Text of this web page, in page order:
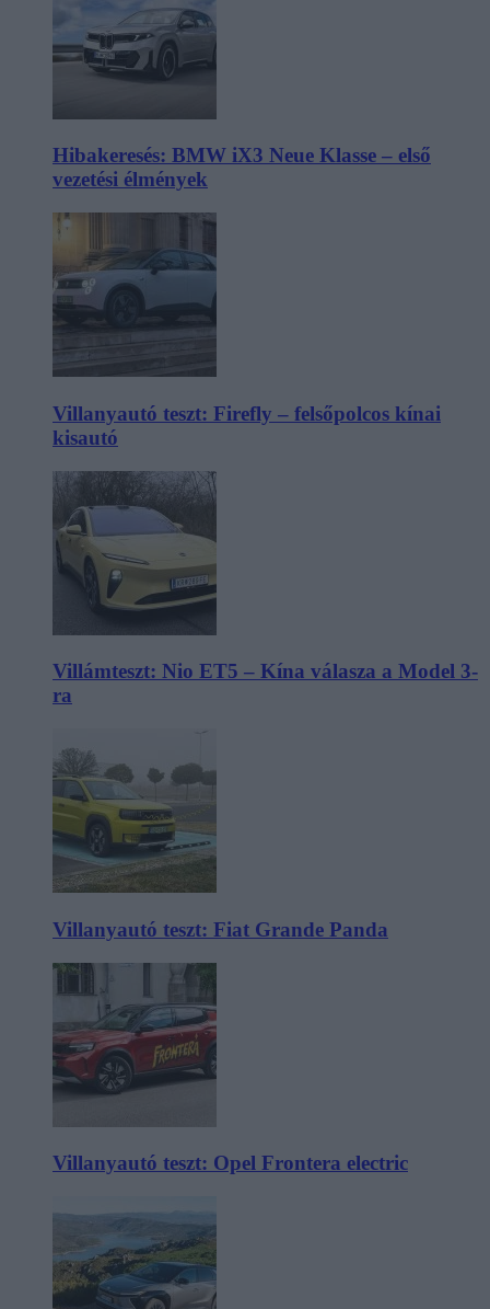
Hibakeresés: BMW iX3 Neue Klasse – első
vezetési élmények
Villanyautó teszt: Firefly – felsőpolcos kínai
kisautó
Villámteszt: Nio ET5 – Kína válasza a Model 3-
ra
Villanyautó teszt: Fiat Grande Panda
Villanyautó teszt: Opel Frontera electric